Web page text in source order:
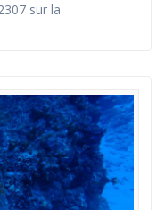
sur la